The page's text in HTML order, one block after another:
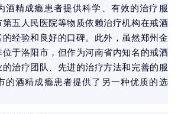
酒精成瘾患者提供科学、有效的治疗服
五人民医院等物质依赖治疗机构在戒酒
经验和良好的口碑。此外，虽然郑州金
于洛阳市，但作为河南省内知名的戒酒
治疗团队、先进的治疗方法和完善的服
的酒精成瘾患者提供了另一种优质的选